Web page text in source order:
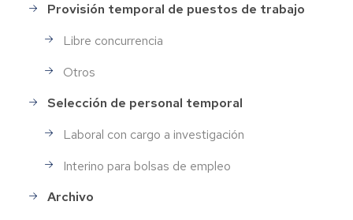
Provisión temporal de puestos de trabajo
Libre concurrencia
Otros
Selección de personal temporal
Laboral con cargo a investigación
Interino para bolsas de empleo
Archivo